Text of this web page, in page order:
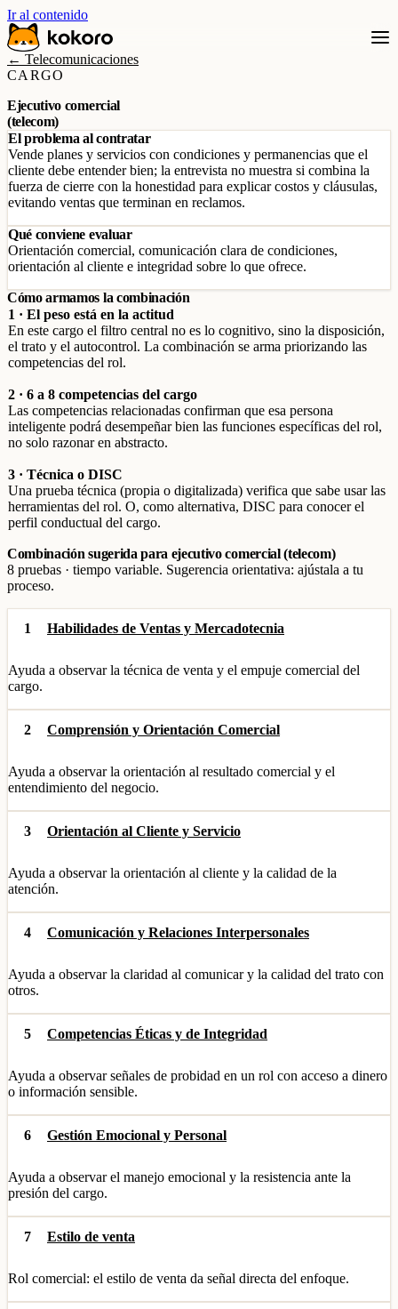
Ir al contenido
← Telecomunicaciones
CARGO
Ejecutivo comercial
(telecom)
El problema al contratar
Vende planes y servicios con condiciones y permanencias que el
cliente debe entender bien; la entrevista no muestra si combina la
fuerza de cierre con la honestidad para explicar costos y cláusulas,
evitando ventas que terminan en reclamos.
Qué conviene evaluar
Orientación comercial, comunicación clara de condiciones,
orientación al cliente e integridad sobre lo que ofrece.
Cómo armamos la combinación
1 · El peso está en la actitud
En este cargo el filtro central no es lo cognitivo, sino la disposición,
el trato y el autocontrol. La combinación se arma priorizando las
competencias del rol.
2 · 6 a 8 competencias del cargo
Las competencias relacionadas confirman que esa persona
inteligente podrá desempeñar bien las funciones específicas del rol,
no solo razonar en abstracto.
3 · Técnica o DISC
Una prueba técnica (propia o digitalizada) verifica que sabe usar las
herramientas del rol. O, como alternativa, DISC para conocer el
perfil conductual del cargo.
Combinación sugerida para ejecutivo comercial (telecom)
8 pruebas · tiempo variable. Sugerencia orientativa: ajústala a tu
proceso.
1 Habilidades de Ventas y Mercadotecnia
Ayuda a observar la técnica de venta y el empuje comercial del
cargo.
2 Comprensión y Orientación Comercial
Ayuda a observar la orientación al resultado comercial y el
entendimiento del negocio.
3 Orientación al Cliente y Servicio
Ayuda a observar la orientación al cliente y la calidad de la
atención.
4 Comunicación y Relaciones Interpersonales
Ayuda a observar la claridad al comunicar y la calidad del trato con
otros.
5 Competencias Éticas y de Integridad
Ayuda a observar señales de probidad en un rol con acceso a dinero
o información sensible.
6 Gestión Emocional y Personal
Ayuda a observar el manejo emocional y la resistencia ante la
presión del cargo.
7 Estilo de venta
Rol comercial: el estilo de venta da señal directa del enfoque.